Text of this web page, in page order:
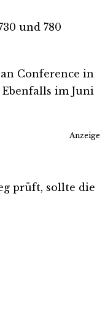
und 780
Conference in
im Juni
Anzeige
prüft, sollte die